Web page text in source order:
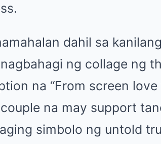
dahil sa
ng collage ng
na “From screen
na may support
simbolo ng untold